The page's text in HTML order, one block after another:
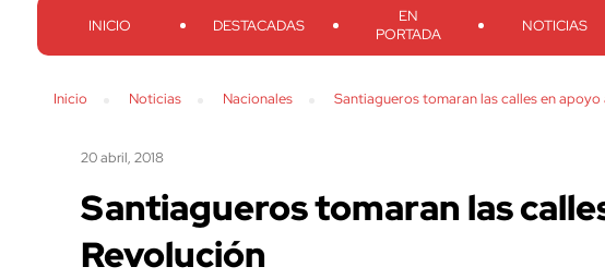
INICIO DESTACADAS
EN
PORTADA
NOTICIAS
Inicio Noticias Nacionales Santiagueros tomaran las calles en apoyo
20 abril, 2018
Santiagueros tomaran las
Revolución